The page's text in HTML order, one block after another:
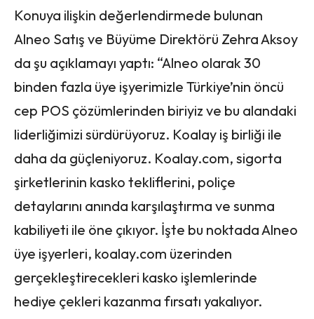
Konuya ilişkin değerlendirmede bulunan
Alneo Satış ve Büyüme Direktörü Zehra Aksoy
da şu açıklamayı yaptı: “Alneo olarak 30
binden fazla üye işyerimizle Türkiye’nin öncü
cep POS çözümlerinden biriyiz ve bu alandaki
liderliğimizi sürdürüyoruz. Koalay iş birliği ile
daha da güçleniyoruz. Koalay.com, sigorta
şirketlerinin kasko tekliflerini, poliçe
detaylarını anında karşılaştırma ve sunma
kabiliyeti ile öne çıkıyor. İşte bu noktada Alneo
üye işyerleri, koalay.com üzerinden
gerçekleştirecekleri kasko işlemlerinde
hediye çekleri kazanma fırsatı yakalıyor.